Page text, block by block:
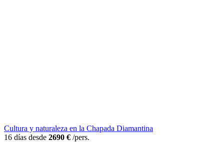
Cultura y naturaleza en la Chapada Diamantina
16 días desde 2690 € /pers.